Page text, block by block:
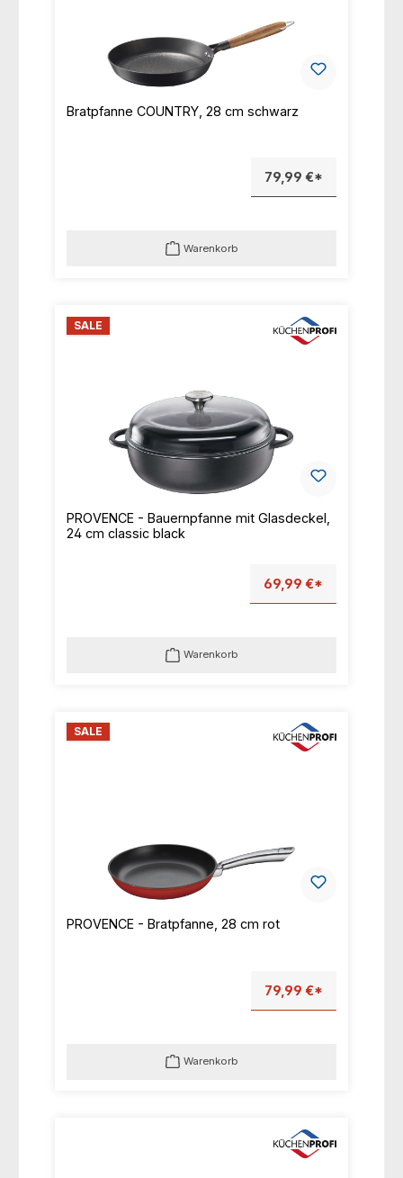
Bratpfanne COUNTRY, 28 cm schwarz
79,99 €*
Warenkorb
SALE
PROVENCE - Bauernpfanne mit Glasdeckel,
24 cm classic black
69,99 €*
Warenkorb
SALE
PROVENCE - Bratpfanne, 28 cm rot
79,99 €*
Warenkorb